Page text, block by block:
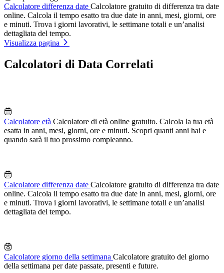
Calcolatore differenza date Calcolatore gratuito di differenza tra date
online. Calcola il tempo esatto tra due date in anni, mesi, giorni, ore
e minuti. Trova i giorni lavorativi, le settimane totali e un’analisi
dettagliata del tempo.
Visualizza pagina
Calcolatori di Data Correlati
Calcolatore età Calcolatore di età online gratuito. Calcola la tua età
esatta in anni, mesi, giorni, ore e minuti. Scopri quanti anni hai e
quando sarà il tuo prossimo compleanno.
Calcolatore differenza date Calcolatore gratuito di differenza tra date
online. Calcola il tempo esatto tra due date in anni, mesi, giorni, ore
e minuti. Trova i giorni lavorativi, le settimane totali e un’analisi
dettagliata del tempo.
Calcolatore giorno della settimana Calcolatore gratuito del giorno
della settimana per date passate, presenti e future.